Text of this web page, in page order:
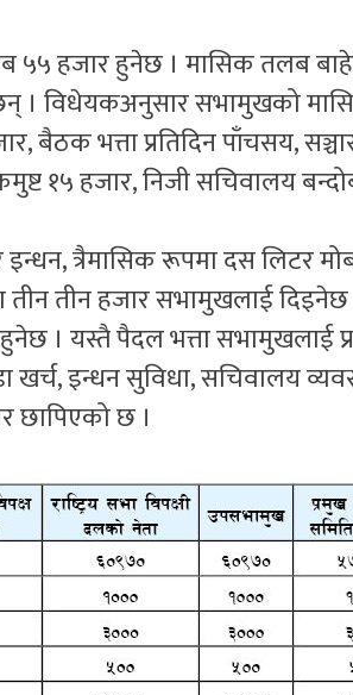
हजार हुनेछ । मासिक तलब
। विधेयकअनुसार सभामुखको
बैठक भत्ता प्रतिदिन पाँचसय,
१५ हजार, निजी सचिवालय
त्रैमासिक रूपमा दस लिटर
तीन हजार सभामुखलाई दिइनेछ
। यस्तै पैदल भत्ता सभामुखलाई
खर्च, इन्धन सुविधा, सचिवालय
छापिएको छ ।